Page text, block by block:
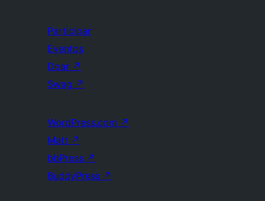
Participar
Eventos
Doar ↗
Swag ↗
WordPress.com ↗
Matt ↗
bbPress ↗
BuddyPress ↗